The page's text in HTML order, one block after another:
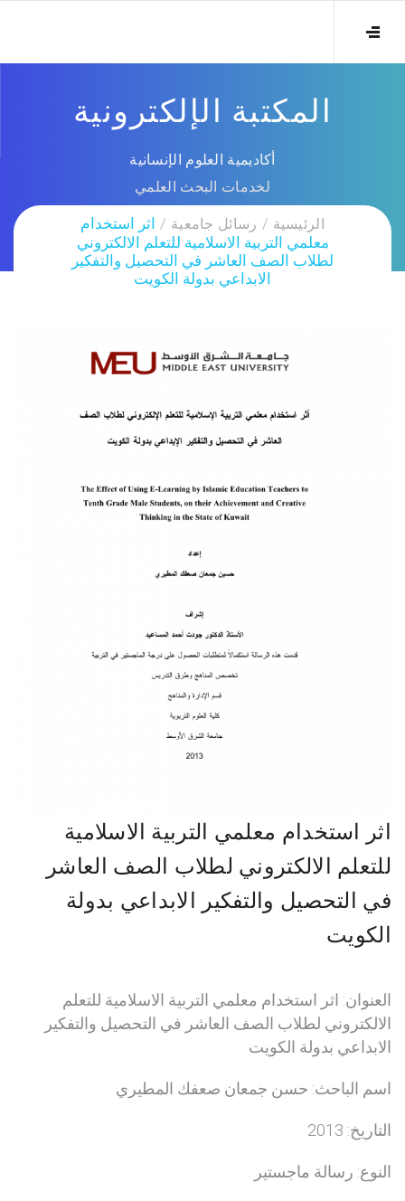
المكتبة الإلكترونية
أكاديمية العلوم الإنسانية
لخدمات البحث العلمي
الرئيسية رسائل جامعية
اثر استخدام
معلمي التربية الاسلامية للتعلم الالكتروني
لطلاب الصف العاشر في التحصيل والتفكير
الابداعي بدولة الكويت
اثر استخدام معلمي التربية الاسلامية
للتعلم الالكتروني لطلاب الصف العاشر
في التحصيل والتفكير الابداعي بدولة
الكويت
العنوان: اثر استخدام معلمي التربية الاسلامية للتعلم
الالكتروني لطلاب الصف العاشر في التحصيل والتفكير
الابداعي بدولة الكويت
اسم الباحث: حسن جمعان صعفك المطيري
التاريخ: 2013
النوع: رسالة ماجستير